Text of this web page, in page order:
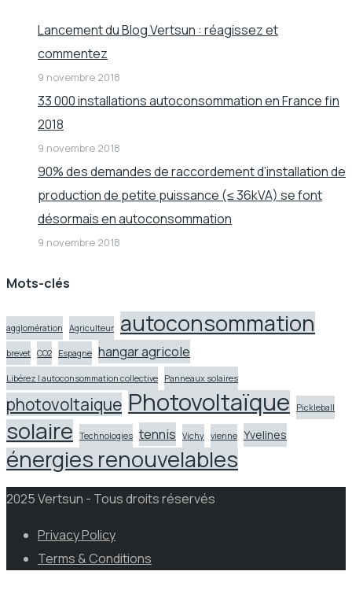
Lancement du Blog Vertsun : réagissez et
commentez
9 novembre 2018
33 000 installations autoconsommation en France fin
2018
9 novembre 2018
90% des demandes de raccordement d’installation de
production de petite puissance (≤ 36kVA) se font
désormais en autoconsommation
9 novembre 2018
Mots-clés
agglomération Agriculteur autoconsommation
brevet CO2 Espagne hangar agricole
Libérez l autoconsommation collective Panneaux solaires
photovoltaique Photovoltaïque Pickleball
solaire Technologies tennis Vichy vienne Yvelines
énergies renouvelables
2025 Vertsun - Tous droits réservés
Privacy Policy
Terms & Conditions